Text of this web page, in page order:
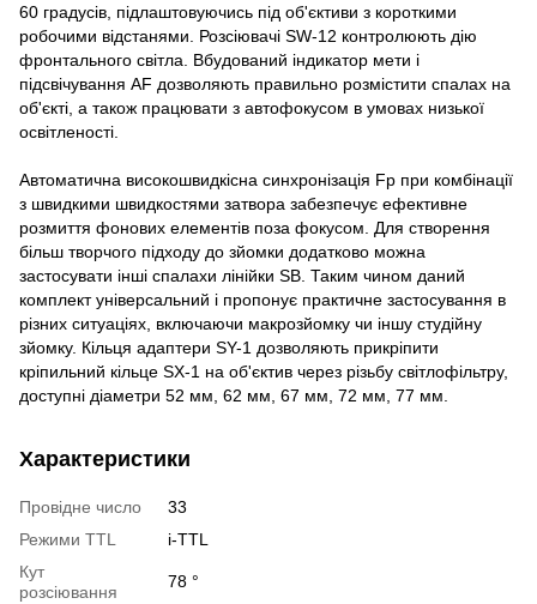
60 градусів, підлаштовуючись під об'єктиви з короткими
робочими відстанями. Розсіювачі SW-12 контролюють дію
фронтального світла. Вбудований індикатор мети і
підсвічування AF дозволяють правильно розмістити спалах на
об'єкті, а також працювати з автофокусом в умовах низької
освітленості.
Автоматична високошвидкісна синхронізація Fp при комбінації
з швидкими швидкостями затвора забезпечує ефективне
розмиття фонових елементів поза фокусом. Для створення
більш творчого підходу до зйомки додатково можна
застосувати інші спалахи лінійки SB. Таким чином даний
комплект універсальний і пропонує практичне застосування в
різних ситуаціях, включаючи макрозйомку чи іншу студійну
зйомку. Кільця адаптери SY-1 дозволяють прикріпити
кріпильний кільце SX-1 на об'єктив через різьбу світлофільтру,
доступні діаметри 52 мм, 62 мм, 67 мм, 72 мм, 77 мм.
Характеристики
Провідне число
33
Режими TTL
i-TTL
Кут
розсіювання
78 °